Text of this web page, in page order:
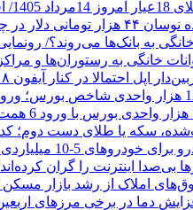
+ جدول و جزئیات
دلار در چند ماه
به بانک‌ها می‌روند؟/
خانگی به رستوران‌ها و
اپل احتمالا در کنار آیفون ۱۸ پرو رونمایی می‌شود
سکه یا طلای دست دوم؛
5-10 میلیاردی آماده نیست!
بی‌صدا اینترنت را گران کرده‌اند؟ /
املاک از رشد بازار مسکن
دما در برخی مرزهای اربعین به ۵۰